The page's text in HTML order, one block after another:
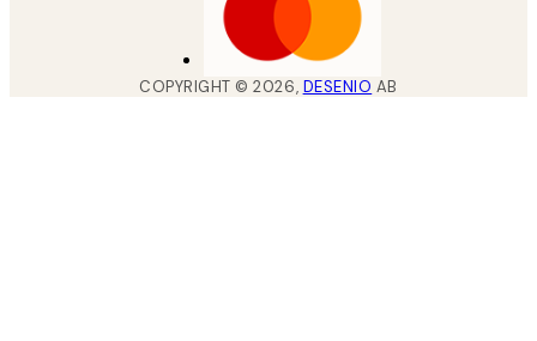
COPYRIGHT ©2026, DESENIO AB